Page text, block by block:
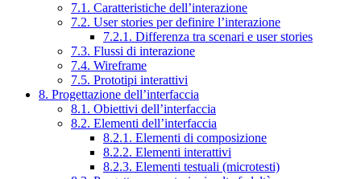
7.1. Caratteristiche dell’interazione
7.2. User stories per definire l’interazione
7.2.1. Differenza tra scenari e user stories
7.3. Flussi di interazione
7.4. Wireframe
7.5. Prototipi interattivi
8. Progettazione dell’interfaccia
8.1. Obiettivi dell’interfaccia
8.2. Elementi dell’interfaccia
8.2.1. Elementi di composizione
8.2.2. Elementi interattivi
8.2.3. Elementi testuali (microtesti)